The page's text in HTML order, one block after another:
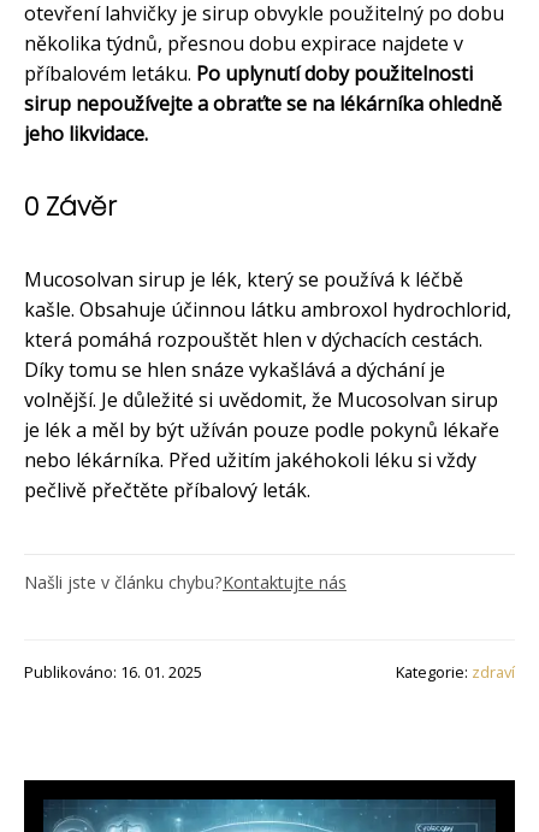
otevření lahvičky je sirup obvykle použitelný po dobu
několika týdnů, přesnou dobu expirace najdete v
příbalovém letáku. Po uplynutí doby použitelnosti
sirup nepoužívejte a obraťte se na lékárníka ohledně
jeho likvidace.
0 Závěr
Mucosolvan sirup je lék, který se používá k léčbě
kašle. Obsahuje účinnou látku ambroxol hydrochlorid,
která pomáhá rozpouštět hlen v dýchacích cestách.
Díky tomu se hlen snáze vykašlává a dýchání je
volnější. Je důležité si uvědomit, že Mucosolvan sirup
je lék a měl by být užíván pouze podle pokynů lékaře
nebo lékárníka. Před užitím jakéhokoli léku si vždy
pečlivě přečtěte příbalový leták.
Našli jste v článku chybu?Kontaktujte nás
Publikováno: 16. 01. 2025 Kategorie: zdraví